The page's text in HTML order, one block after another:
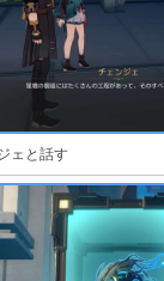
ェと話す